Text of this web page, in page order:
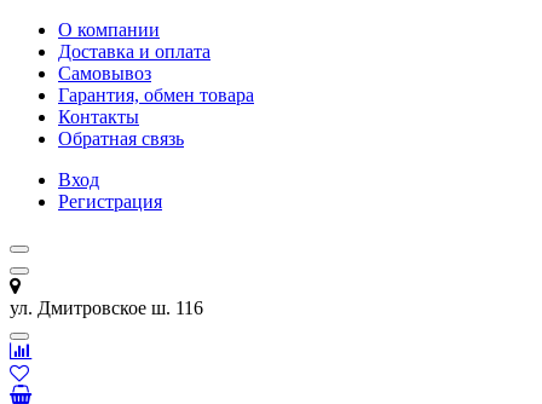
О компании
Доставка и оплата
Самовывоз
Гарантия, обмен товара
Контакты
Обратная связь
Вход
Регистрация
ул. Дмитровское ш. 116